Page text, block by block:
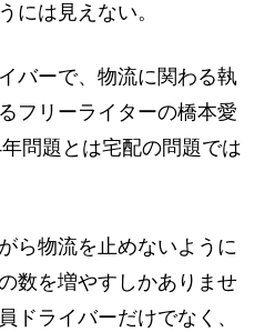
には見えない。
バーで、物流に関わる執
フリーライターの橋本愛
問題とは宅配の問題では
ら物流を止めないように
数を増やすしかありませ
ドライバーだけでなく、